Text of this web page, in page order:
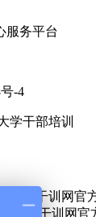
服务平台
-4
学干部培训